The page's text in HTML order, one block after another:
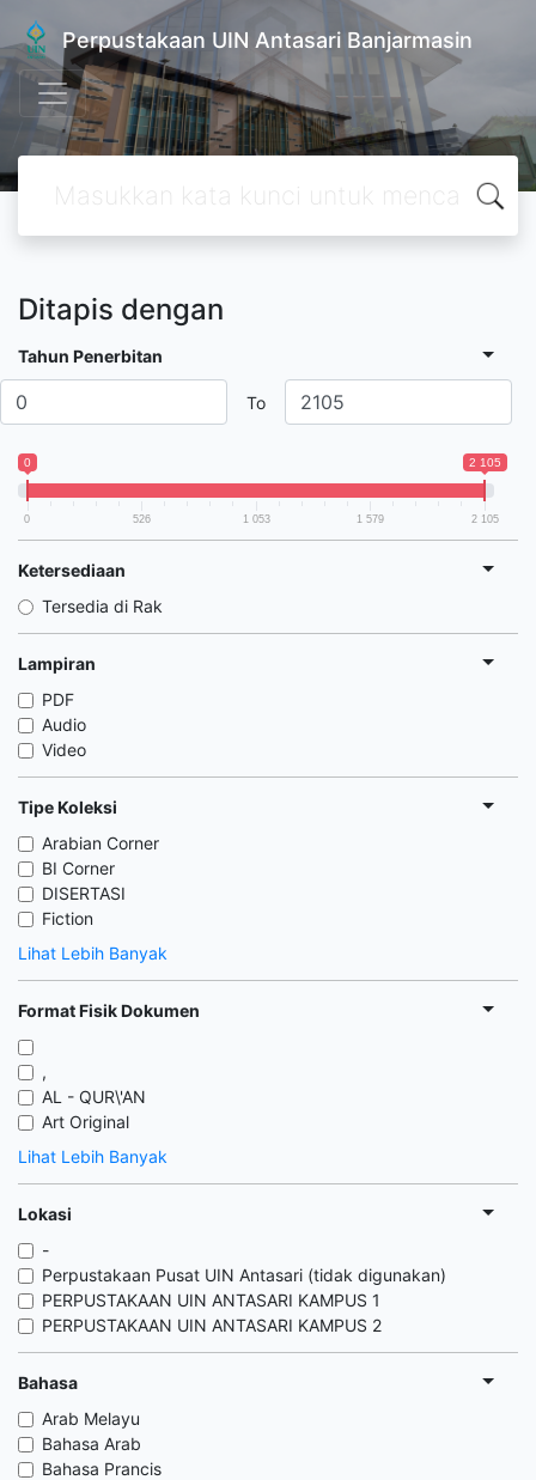
Perpustakaan UIN Antasari Banjarmasin
Ditapis dengan
Tahun Penerbitan
To
0 2 105
0 526 1 053 1 579 2 105
Ketersediaan
Tersedia di Rak
Lampiran
PDF
Audio
Video
Tipe Koleksi
Arabian Corner
BI Corner
DISERTASI
Fiction
Lihat Lebih Banyak
Format Fisik Dokumen
,
AL - QUR\'AN
Art Original
Lihat Lebih Banyak
Lokasi
-
Perpustakaan Pusat UIN Antasari (tidak digunakan)
PERPUSTAKAAN UIN ANTASARI KAMPUS 1
PERPUSTAKAAN UIN ANTASARI KAMPUS 2
Bahasa
Arab Melayu
Bahasa Arab
Bahasa Prancis